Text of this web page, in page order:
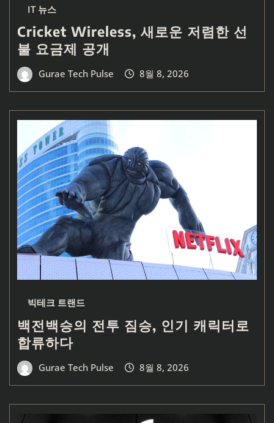
IT 뉴스
Cricket Wireless, 새로운 저렴한 선
불 요금제 공개
Gurae Tech Pulse 8월 8, 2026
빅테크 트랜드
백전백승의 전투 짐승, 인기 캐릭터로
합류하다
Gurae Tech Pulse 8월 8, 2026